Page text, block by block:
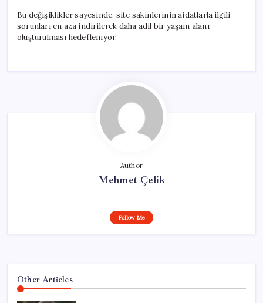
Bu değişiklikler sayesinde, site sakinlerinin aidatlarla ilgili
sorunları en aza indirilerek daha adil bir yaşam alanı
oluşturulması hedefleniyor.
Author
Mehmet Çelik
Follow Me
Other Articles